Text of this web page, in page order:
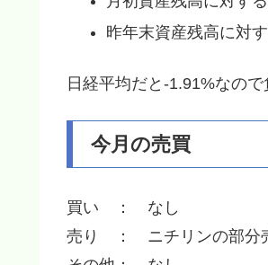
昨年末資産残高に対
日経平均だと-1.91%なので
今月の売買
買い ： なし
売り ： ニチリンの部分